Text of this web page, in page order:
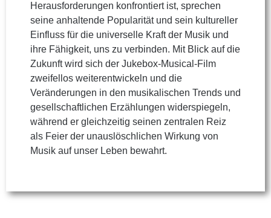
Herausforderungen konfrontiert ist, sprechen
seine anhaltende Popularität und sein kultureller
Einfluss für die universelle Kraft der Musik und
ihre Fähigkeit, uns zu verbinden. Mit Blick auf die
Zukunft wird sich der Jukebox-Musical-Film
zweifellos weiterentwickeln und die
Veränderungen in den musikalischen Trends und
gesellschaftlichen Erzählungen widerspiegeln,
während er gleichzeitig seinen zentralen Reiz
als Feier der unauslöschlichen Wirkung von
Musik auf unser Leben bewahrt.